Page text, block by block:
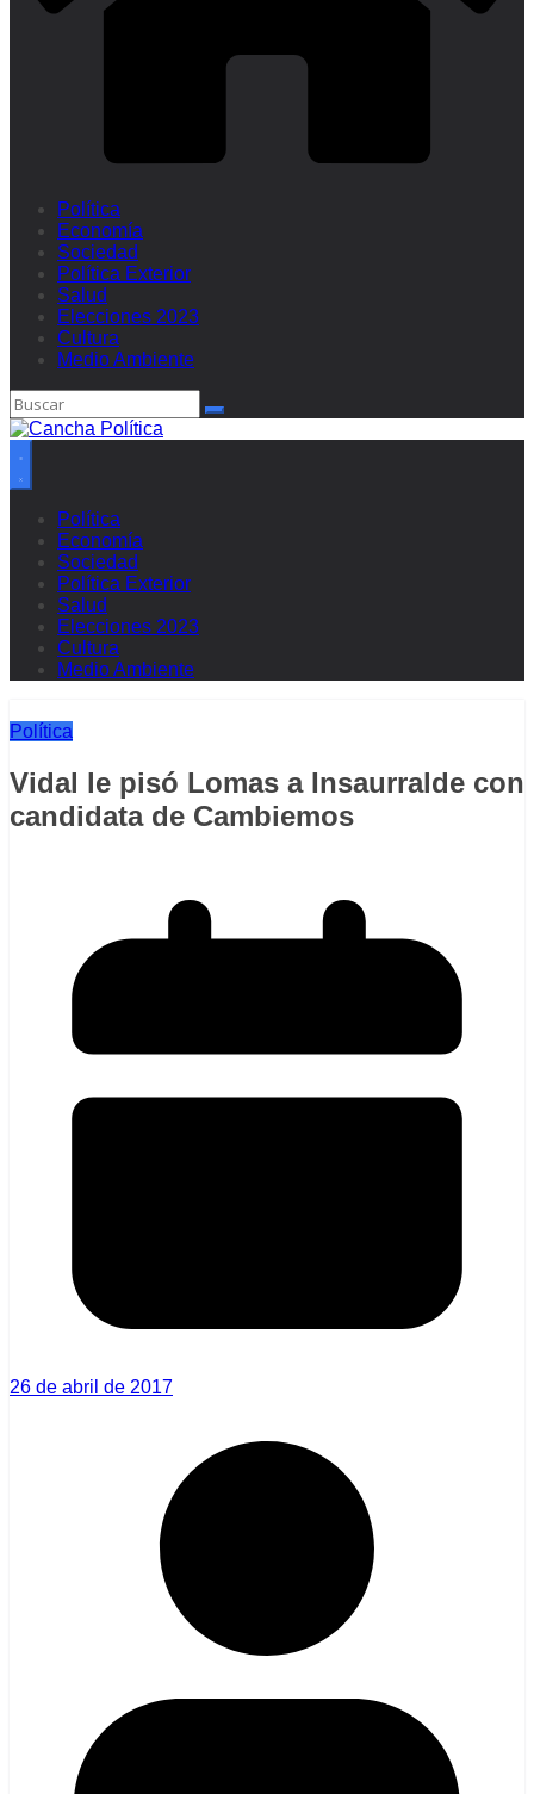
Política
Economía
Sociedad
Política Exterior
Salud
Elecciones 2023
Cultura
Medio Ambiente
Política
Economía
Sociedad
Política Exterior
Salud
Elecciones 2023
Cultura
Medio Ambiente
Política
Vidal le pisó Lomas a Insaurralde con
candidata de Cambiemos
26 de abril de 2017